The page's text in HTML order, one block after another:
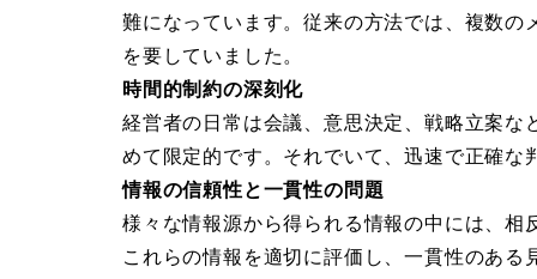
難になっています。従来の方法では、複数
を要していました。
時間的制約の深刻化
経営者の日常は会議、意思決定、戦略立案
めて限定的です。それでいて、迅速で正確
情報の信頼性と一貫性の問題
様々な情報源から得られる情報の中には、
これらの情報を適切に評価し、一貫性のあ